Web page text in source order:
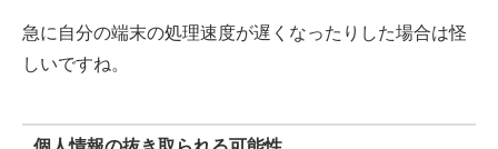
急に自分の端末の処理速度が遅くなったりした場合は怪
しいですね。